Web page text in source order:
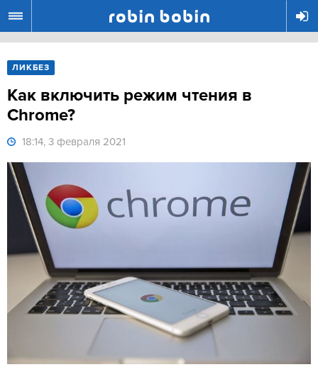
ЛИКБЕЗ
Как включить режим чтения в
Chrome?
18:14, 3 февраля 2021